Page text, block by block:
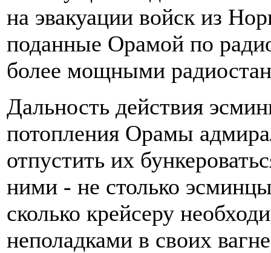
на эвакуации войск из
поданные Орамой по
более мощными
Дальность действия
потопления Орамы
отпустить их
ними - не столько
сколько крейсеру
неполадками в своих